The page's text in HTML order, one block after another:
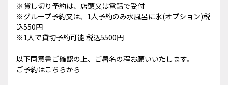
※貸し切り予約は、店頭又は電話で受付
※グループ予約又は、1人予約のみ水風呂に氷(オプション)税
込550円
※1人で貸切予約可能 税込5500円
以下同意書ご確認の上、ご署名の程お願いいたします。
ご予約はこちらから